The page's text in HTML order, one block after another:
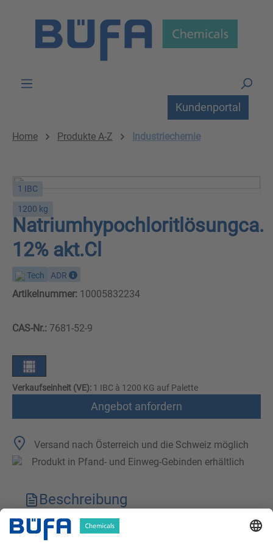
Kundenportal
Home Produkte A-Z Industriechemie
1 IBC
1200 kg
Natriumhypochloritlösungca.
12% akt.Cl
Tech ADR
Artikelnummer: 10005832234
CAS-Nr.: 7681-52-9
Verkaufseinheit (VE): 1 IBC à 1200 KG auf Palette
Angebot anfordern
Versand nach Österreich und die Schweiz möglich
Produkt in Pfand- und Einweg-Gebinden erhältlich
Beschreibung
Technische Merkmale